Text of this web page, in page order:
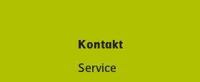
Kontakt
Service